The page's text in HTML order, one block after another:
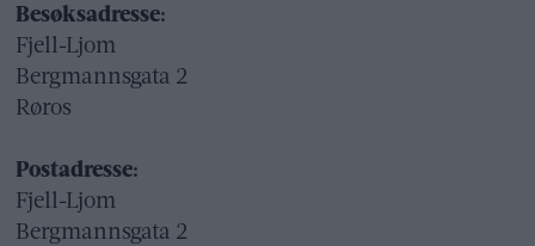
Besøksadresse:
Fjell-Ljom
Bergmannsgata 2
Røros
Postadresse:
Fjell-Ljom
Bergmannsgata 2